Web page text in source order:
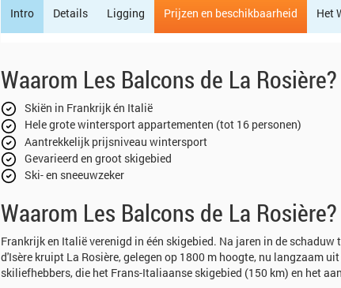
Intro Details Ligging Prijzen en beschikbaarheid Het
Waarom Les Balcons de La Rosière?
Skiën in Frankrijk én Italië
Hele grote wintersport appartementen (tot 16 personen)
Aantrekkelijk prijsniveau wintersport
Gevarieerd en groot skigebied
Ski- en sneeuwzeker
Waarom Les Balcons de La Rosière?
Frankrijk en Italië verenigd in één skigebied. Na jaren in de schaduw
d'Isère kruipt La Rosière, gelegen op 1800 m hoogte, nu langzaam
skiliefhebbers, die het Frans-Italiaanse skigebied (150 km) en het